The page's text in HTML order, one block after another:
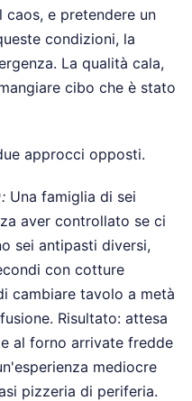
caos, e pretendere un
condizioni, la
La qualità cala,
cibo che è stato
approcci opposti.
Una famiglia di sei
aver controllato se ci
sei antipasti diversi,
con cotture
cambiare tavolo a metà
Risultato: attesa
al forno arrivate fredde
mediocre
pizzeria di periferia.